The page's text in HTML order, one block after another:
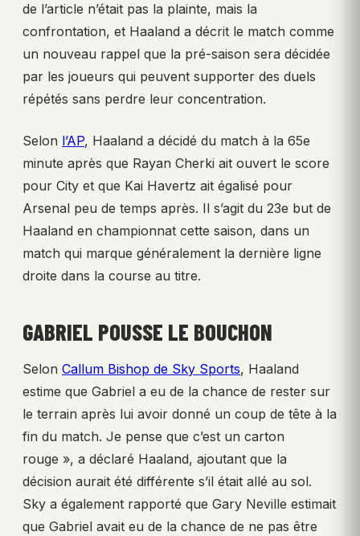
de l’article n’était pas la plainte, mais la
confrontation, et Haaland a décrit le match comme
un nouveau rappel que la pré-saison sera décidée
par les joueurs qui peuvent supporter des duels
répétés sans perdre leur concentration.
Selon l’AP, Haaland a décidé du match à la 65e
minute après que Rayan Cherki ait ouvert le score
pour City et que Kai Havertz ait égalisé pour
Arsenal peu de temps après. Il s’agit du 23e but de
Haaland en championnat cette saison, dans un
match qui marque généralement la dernière ligne
droite dans la course au titre.
GABRIEL POUSSE LE BOUCHON
Selon Callum Bishop de Sky Sports, Haaland
estime que Gabriel a eu de la chance de rester sur
le terrain après lui avoir donné un coup de tête à la
fin du match. Je pense que c’est un carton
rouge », a déclaré Haaland, ajoutant que la
décision aurait été différente s’il était allé au sol.
Sky a également rapporté que Gary Neville estimait
que Gabriel avait eu de la chance de ne pas être